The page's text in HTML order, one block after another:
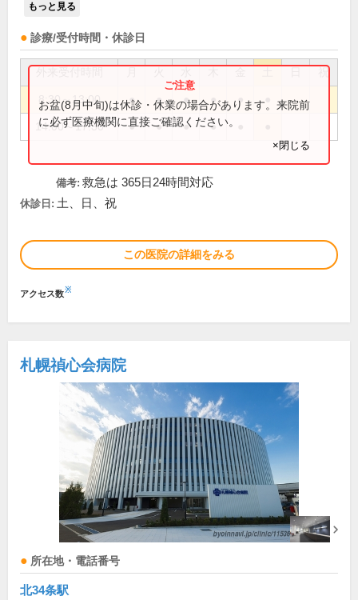
もっと見る
診療/受付時間・休診日
祝
8:30～13:00 ● ● ● ● ●
14:00～17:30 ● ● ● ●
お盆(8月中旬)は休診・休業の場合があります。来院前
に必ず医療機関に直接ご確認ください。
×閉じる
備考: 救急は 365日24時間対応
休診日: 土、日、祝
この医院の詳細をみる
アクセス数※
札幌禎心会病院
所在地・電話番号
北34条駅